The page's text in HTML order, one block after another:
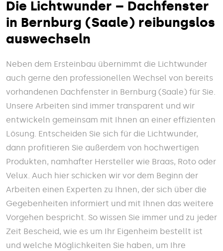
Die Lichtwunder – Dachfenster
in Bernburg (Saale) reibungslos
auswechseln
Neben dem Ersteinbau übernimmt die Lichtwunder
auch gerne den professionellen Wechsel von bereits
vorhandenen Dachfenster in Bernburg (Saale) für Sie.
Unsere Arbeiten sind immer transparent und wir
entwickeln gemeinsam mit Ihnen an einer effizienten
Lösung. Entscheiden Sie sich für die Lichtwunder,
dann profitieren Sie außerdem von hochwertigen
Produkten, namhafter Hersteller wie Braas, Roto oder
Velux. Auch hier schicken wir vor dem Beginn der
Arbeiten einen Experten zu Ihnen, der sich über die
Gegebenheiten informiert und mit Ihnen das weitere
Vorgehen bespricht. So wissen Sie immer und zu jeder
Zeit Bescheid, wie es um Ihr Eigenheim bestellt ist
und welche Möglichkeiten Sie haben, um Ihre